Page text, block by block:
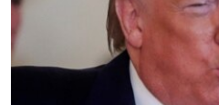
ENTRETENIMIENTO Y
PROGRAMAS TV
EL MUNDO AL DÍA